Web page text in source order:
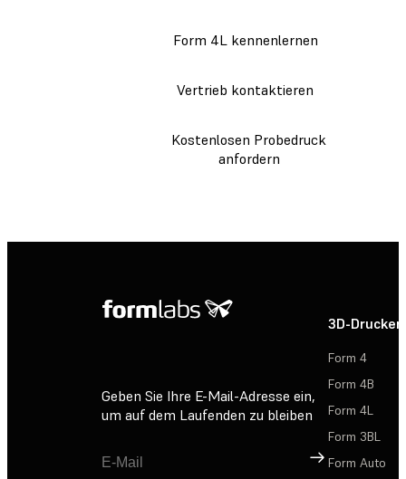
Form 4L kennenlernen
Vertrieb kontaktieren
Kostenlosen Probedruck
anfordern
Geben Sie Ihre E-Mail-Adresse ein,
um auf dem Laufenden zu bleiben
Registrieren
3D-Drucker
Form 4
Form 4B
Form 4L
Form 3BL
Form Auto